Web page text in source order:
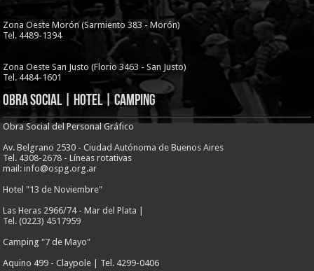
Zona Oeste Morón (Sarmiento 383 - Morón)
Tel. 4489-1394
Zona Oeste San Justo (Florio 3463 - San Justo)
Tel. 4484-1601
Obra Social | Hotel | Camping
Obra Social del Personal Gráfico
Av. Belgrano 2530 - Ciudad Autónoma de Buenos Aires
Tel. 4308-2678 - Líneas rotativas
mail: info@ospg.org.ar
Hotel "13 de Noviembre"
Las Heras 2966/74 - Mar del Plata |
Tel. (0223) 4517959
Camping "7 de Mayo"
Aquino 499 - Claypole | Tel. 4299-0406